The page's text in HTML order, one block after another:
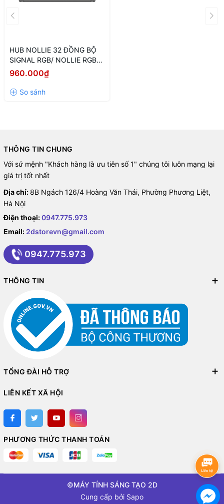
HUB NOLLIE 32 ĐỒNG BỘ
SIGNAL RGB/ NOLLIE RGB
(HỖ TRỢ TÙY BIẾN LED
NÂNG CAO)
960.000₫
THÔNG TIN CHUNG
Với sứ mệnh "Khách hàng là ưu tiên số 1" chúng tôi luôn mạng lại
giá trị tốt nhất
Địa chỉ: 8B Ngách 126/4 Hoàng Văn Thái, Phường Phương Liệt,
Hà Nội
Điện thoại:0947.775.973
Email: 2dstorevn@gmail.com
0947.775.973
THÔNG TIN
TỔNG ĐÀI HỖ TRỢ
LIÊN KẾT XÃ HỘI
PHƯƠNG THỨC THANH TOÁN
©MÁY TÍNH SÁNG TẠO 2D
Cung cấp bởi Sapo